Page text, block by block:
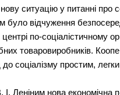
ситуацію у питанні про
було відчуження
по-соціалістичному
товаровиробників.
до соціалізму простим,
Леніним нова економічна